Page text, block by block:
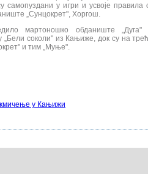
самопуздани у игри и усвоје правила
„Сунцокрет", Хоргош.
мартоношко обданиште
„Бели соколи" из Кањиже, док су на
и тим „Муње".
у Кањижи